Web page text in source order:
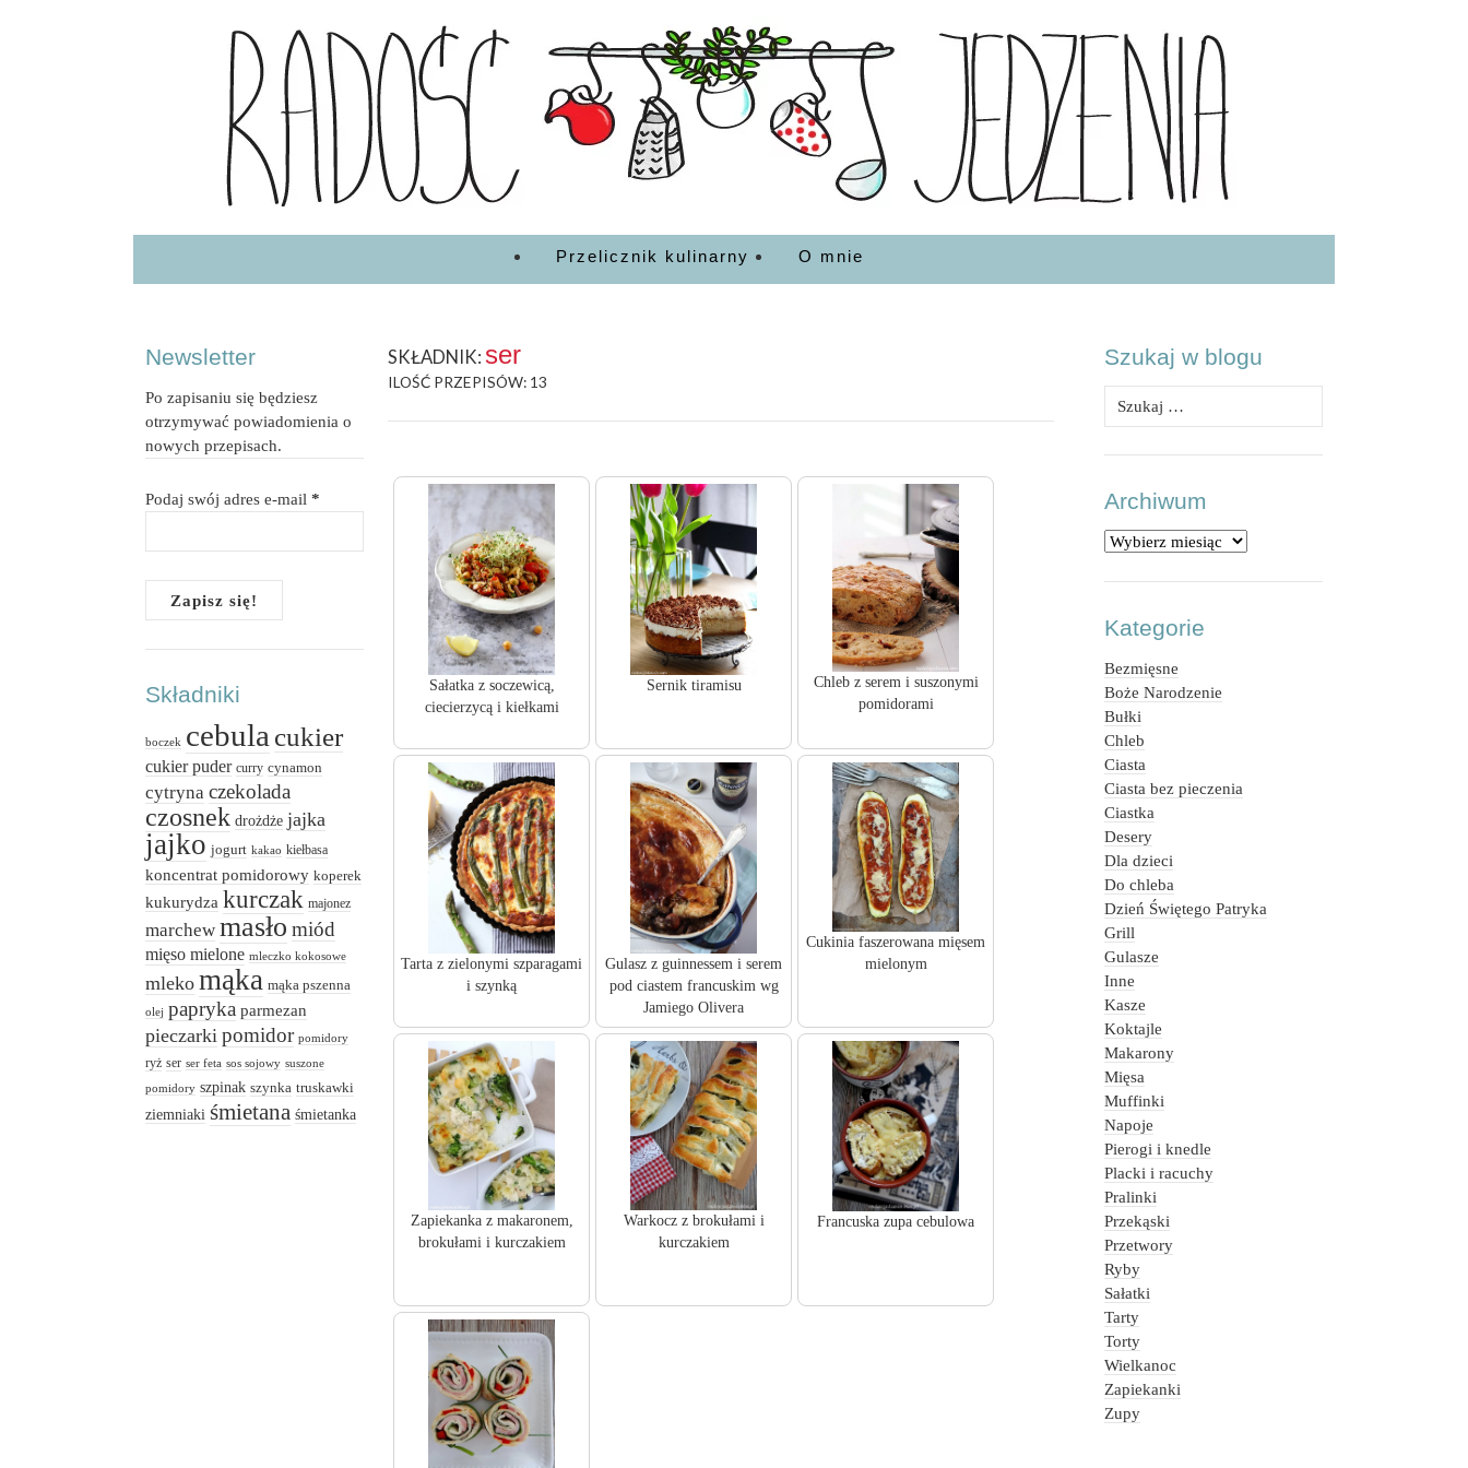
RADOSCJEDZENIA.COM
Przelicznik kulinarny O mnie
Newsletter
Po zapisaniu się będziesz
otrzymywać powiadomienia o
nowych przepisach.
Podaj swój adres e-mail*
Składniki
boczek cebula cukier
cukier puder curry cynamon
cytryna czekolada
czosnek drożdże jajka
jajko jogurt kakao kiełbasa
koncentrat pomidorowy koperek
kukurydza kurczak majonez
marchew masło miód
mięso mielone mleczko kokosowe
mleko mąka mąka pszenna
olej papryka parmezan
pieczarki pomidor pomidory
ryż ser ser feta sos sojowy suszone
pomidory szpinak szynka truskawki
ziemniaki śmietana śmietanka
SKŁADNIK: ser
ILOŚĆ PRZEPISÓW: 13
Sałatka z soczewicą,
ciecierzycą i kiełkami
Sernik tiramisu
Chleb z serem i suszonymi
pomidorami
Tarta z zielonymi szparagami
i szynką
Gulasz z guinnessem i serem
pod ciastem francuskim wg
Jamiego Olivera
Cukinia faszerowana mięsem
mielonym
Zapiekanka z makaronem,
brokułami i kurczakiem
Warkocz z brokułami i
kurczakiem
Francuska zupa cebulowa
Szukaj w blogu
Archiwum
Archiwum
Kategorie
Bezmięsne
Boże Narodzenie
Bułki
Chleb
Ciasta
Ciasta bez pieczenia
Ciastka
Desery
Dla dzieci
Do chleba
Dzień Świętego Patryka
Grill
Gulasze
Inne
Kasze
Koktajle
Makarony
Mięsa
Muffinki
Napoje
Pierogi i knedle
Placki i racuchy
Pralinki
Przekąski
Przetwory
Ryby
Sałatki
Tarty
Torty
Wielkanoc
Zapiekanki
Zupy